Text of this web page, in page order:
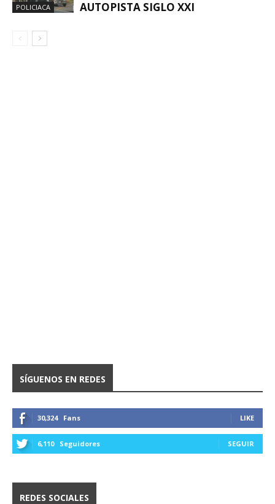
POLICIACA AUTOPISTA SIGLO XXI
SÍGUENOS EN REDES
30,324 Fans LIKE
6,110 Seguidores SEGUIR
REDES SOCIALES